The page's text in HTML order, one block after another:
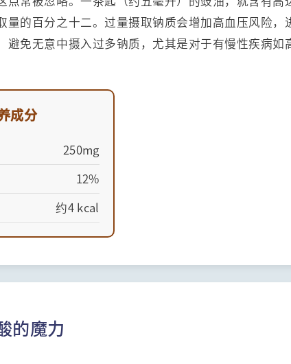
的百分之十二。过量摄取钠质会增加高血压风险，
免无意中摄入过多钠质，尤其是对于有慢性疾病如
成分
250mg
12%
约4 kcal
的魔力